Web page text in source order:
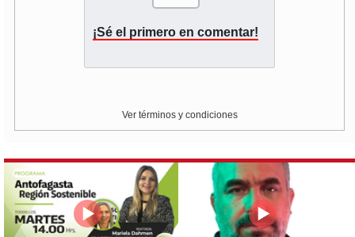
¡Sé el primero en comentar!
Ver términos y condiciones